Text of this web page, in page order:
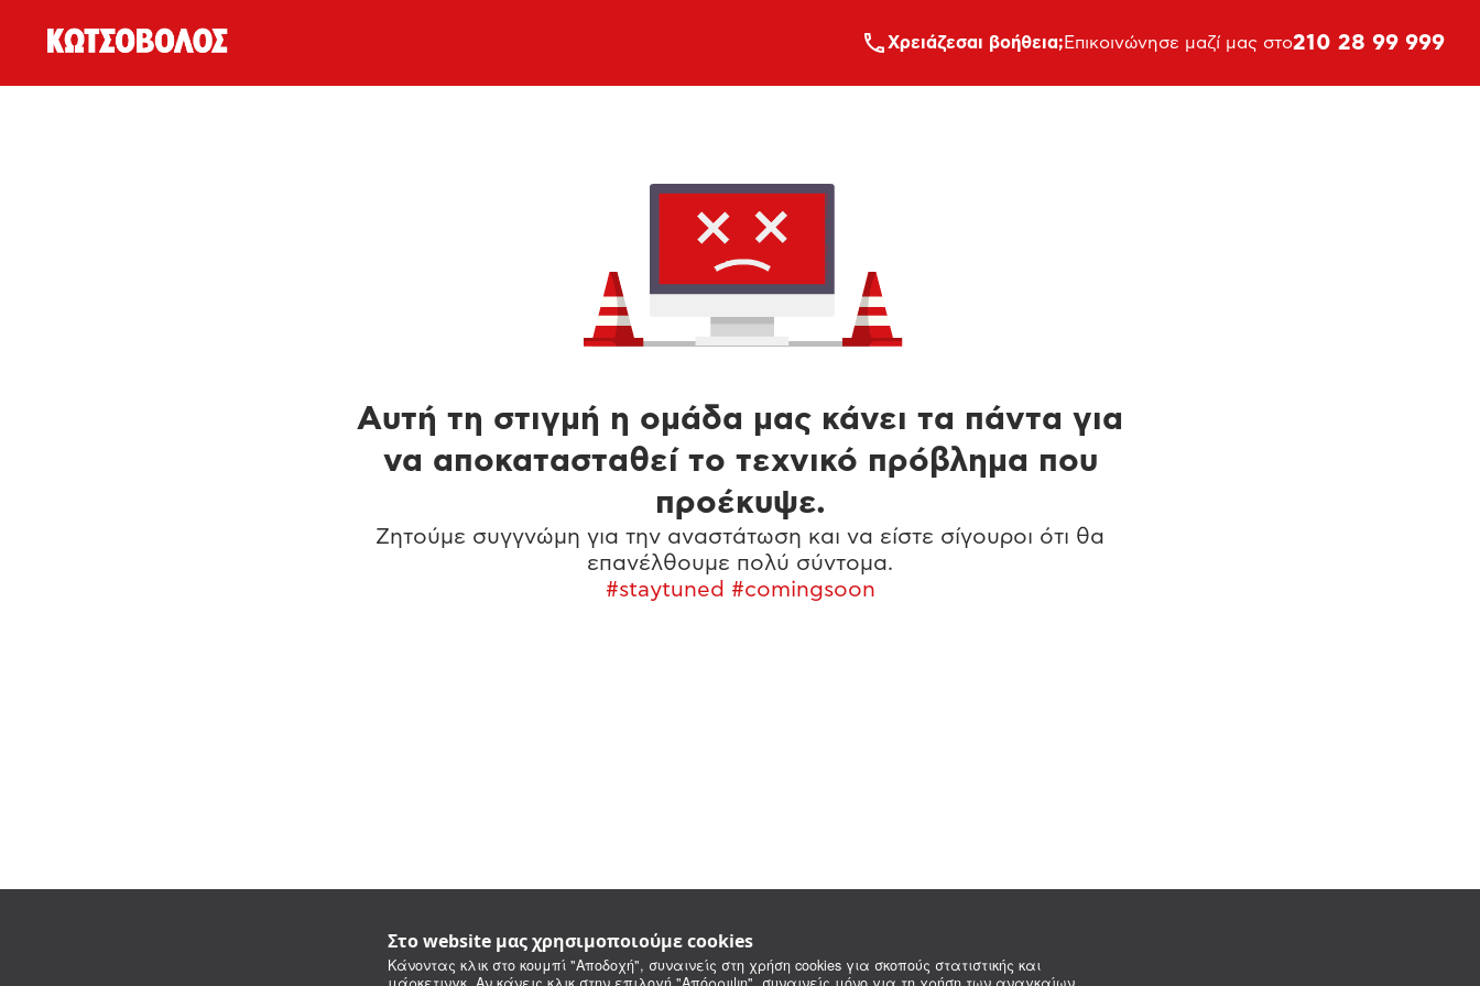
Στο website μας χρησιμοποιούμε cookies
Κάνοντας κλικ στο κουμπί "Αποδοχή", συναινείς στη χρήση cookies για σκοπούς στατιστικής και
Xρειάζεσαι βοήθεια; Επικοινώνησε μαζί μας στο210 28 99 999
Αυτή τη στιγμή η ομάδα μας κάνει τα πάντα για
να αποκατασταθεί το τεχνικό πρόβλημα που
προέκυψε.
Ζητούμε συγγνώμη για την αναστάτωση και να είστε σίγουροι ότι θα
επανέλθουμε πολύ σύντομα.
#staytuned #comingsoon